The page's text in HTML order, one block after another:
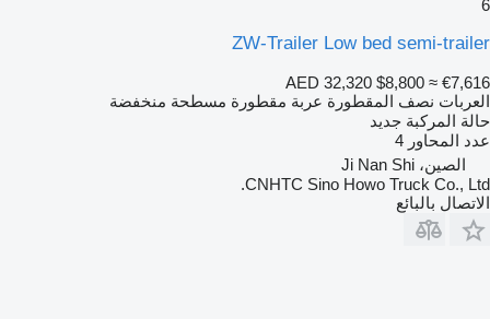
6
ZW-Trailer Low bed semi-trailer
AED 32,320 $8,800 ≈ €7,616
العربات نصف المقطورة عربة مقطورة مسطحة منخفضة
حالة المركبة جديد
عدد المحاور 4
الصين، Ji Nan Shi
CNHTC Sino Howo Truck Co., Ltd.
الاتصال بالبائع